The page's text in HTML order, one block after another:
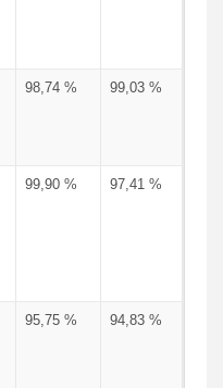
98,74 % 99,03 %
99,90 % 97,41 %
95,75 % 94,83 %